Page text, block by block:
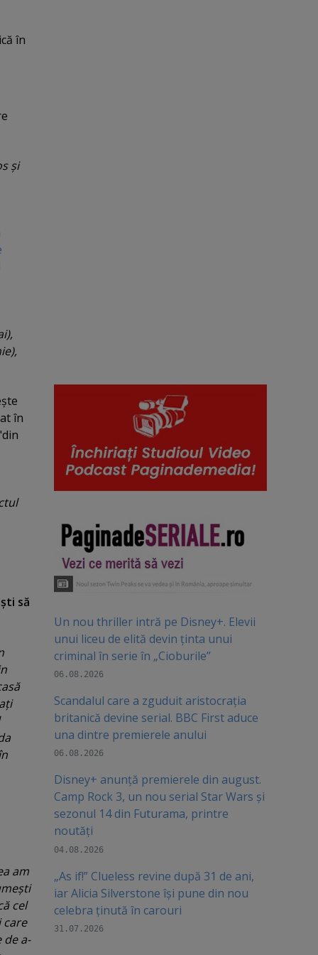
în
şi
în
să
am
cel
care
de a-
Un nou thriller intră pe Disney+. Elevii
unui liceu de elită devin ținta unui
criminal în serie în „Cioburile”
06.08.2026
Scandalul care a zguduit aristocrația
britanică devine serial. BBC First aduce
una dintre premierele anului
06.08.2026
Disney+ anunță premierele din august.
Camp Rock 3, un nou serial Star Wars și
sezonul 14 din Futurama, printre
noutăți
04.08.2026
„As if!” Clueless revine după 31 de ani,
iar Alicia Silverstone își pune din nou
celebra ținută în carouri
31.07.2026